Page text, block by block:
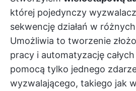
której pojedynczy
sekwencję działań w
Umożliwia to tworzenie
pracy i automatyzację
pomocą tylko jednego
wyzwalającego, takiego jak